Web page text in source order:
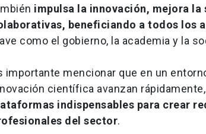
impulsa la innovación, mejora
beneficiando a todos los
como el gobierno, la academia y la
importante mencionar que en un
científica avanzan rápidamente,
indispensables para crear
del sector.